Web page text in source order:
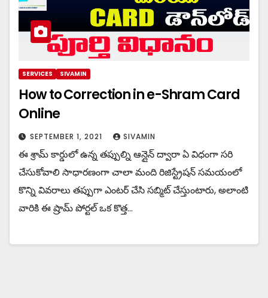
SERVICES SIVAMIN
How to Correction in e-Shram Card
Online
SEPTEMBER 1, 2021 SIVAMIN
ఈ శ్రామ్ కార్డులో ఉన్న తప్పుల్ని ఆన్లైన్ ద్వారా ఏ విధంగా సరి
చేసుకోవాలి సాధారణంగా చాలా మంది రిజిస్ట్రేషన్ సమయంలో
కొన్ని వివరాలు తప్పుగా ఎంటర్ చేసి సబ్మిట్ చేస్తుంటారు, అలాంటి
వారికి ఈ ష్రామ్ పోర్టల్ ఒక కొత్త…